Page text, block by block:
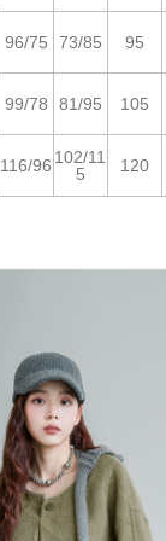
96/75 73/85 95
99/78 81/95 105
116/96 102/11
5
120